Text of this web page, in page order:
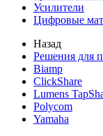
Усилители
Цифровые
Назад
Решения для
Biamp
ClickShare
Lumens
Polycom
Yamaha